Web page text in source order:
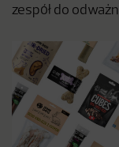
zespół do